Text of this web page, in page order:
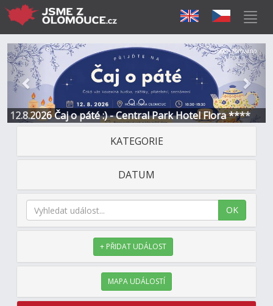
12.8.2026 Čaj o páté :) - Central Park Hotel Flora ****
Předchozí Další
Sponzorováno
KATEGORIE
DATUM
OK
+ PŘIDAT UDÁLOST
MAPA UDÁLOSTÍ